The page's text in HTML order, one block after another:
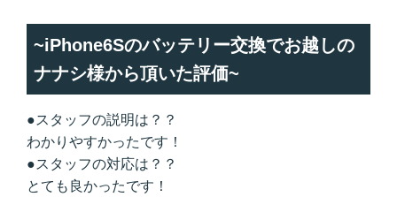
~iPhone6Sのバッテリー交換でお越しの
ナナシ様から頂いた評価~
●スタッフの説明は？？
わかりやすかったです！
●スタッフの対応は？？
とても良かったです！